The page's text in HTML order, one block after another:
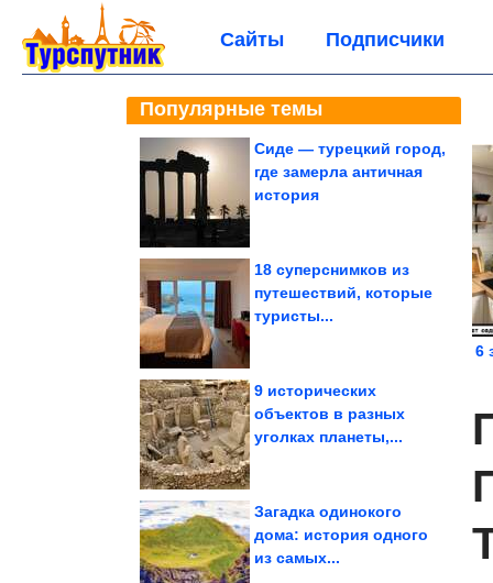
Сайты Подписчики
Популярные темы
Сиде — турецкий город,
где замерла античная
история
18 суперснимков из
путешествий, которые
туристы...
9 исторических
объектов в разных
уголках планеты,...
Загадка одинокого
дома: история одного
из самых...
6